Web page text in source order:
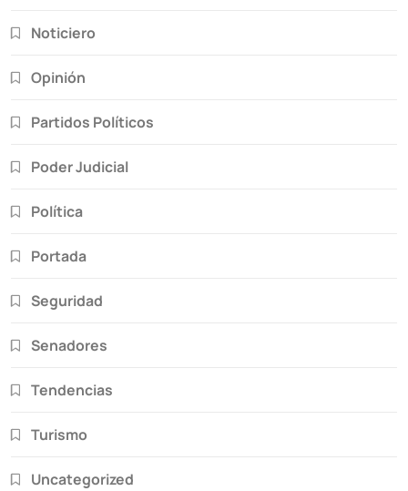
Noticiero
Opinión
Partidos Políticos
Poder Judicial
Política
Portada
Seguridad
Senadores
Tendencias
Turismo
Uncategorized